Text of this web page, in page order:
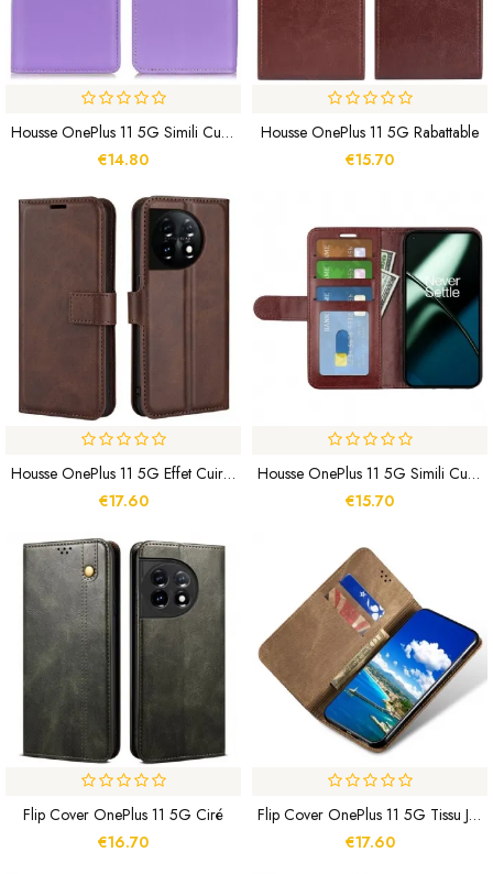
Housse OnePlus 11 5G Simili Cuir Simple
€14.80
Housse OnePlus 11 5G Rabattable
€15.70
Housse OnePlus 11 5G Effet Cuir Mince Extrême
€17.60
Housse OnePlus 11 5G Simili Cuir Ultra
€15.70
Flip Cover OnePlus 11 5G Ciré
€16.70
Flip Cover OnePlus 11 5G Tissu Jeans
€17.60